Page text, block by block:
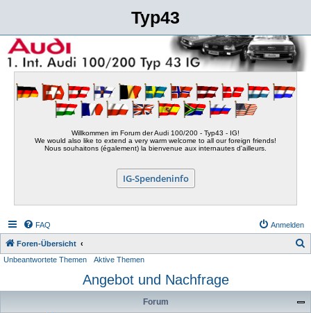
Typ43
Willkommen im Forum der Audi 100/200 - Typ43 - IG!
We would also like to extend a very warm welcome to all our foreign friends!
Nous souhaitons (également) la bienvenue aux internautes d'ailleurs.
IG-Spendeninfo
FAQ Anmelden
Foren-Übersicht
h
Unbeantwortete Themen Aktive Themen
Angebot und Nachfrage
Forum